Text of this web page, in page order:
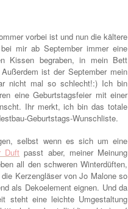
vorbei ist und nun die kältere
mir ab September immer eine
Kissen begraben, in mein Bett
ist der September mein
nicht mal so schlecht!:) Ich bin
eine Geburtstagsfeier mit einer
Ihr merkt, ich bin das totale
Geburtstags-Wunschliste.
selbst wenn es sich um eine
Duft passt aber, meiner Meinung
all den schweren Winterdüften,
Kerzengläser von Jo Malone so
als Dekoelement eignen. Und da
steht eine leichte Umgestaltung